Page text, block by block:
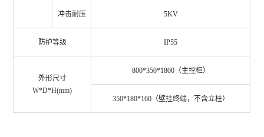
冲击耐压 5KV
防护等级 IP55
外形尺寸
W*D*H(mm)
800*350*1800（主控柜）
350*180*160（壁挂终端，不含立柱）